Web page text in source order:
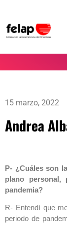
15 marzo, 2022
Andrea
P- ¿Cuáles son
plano
pandemia?
R- Entendí que
periodo de